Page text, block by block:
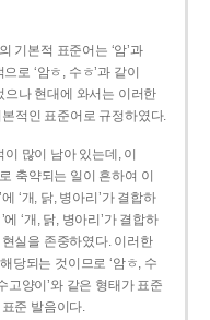
기본적 표준어는 ‘암’과
로 ‘암ㅎ, 수ㅎ’과 같이
으나 현대에 와서는 이러한
적인 표준어로 규정하였다.
많이 남아 있는데, 이
축약되는 일이 흔하여 이
‘개, 닭, 병아리’가 결합하
에 ‘개, 닭, 병아리’가 결합하
현실을 존중하였다. 이러한
당되는 것이므로 ‘암ㅎ, 수
고양이’와 같은 형태가 표준
준 발음이다.